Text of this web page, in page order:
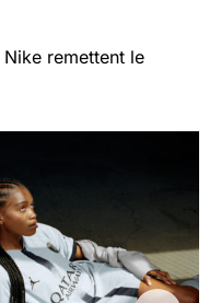
remettent le